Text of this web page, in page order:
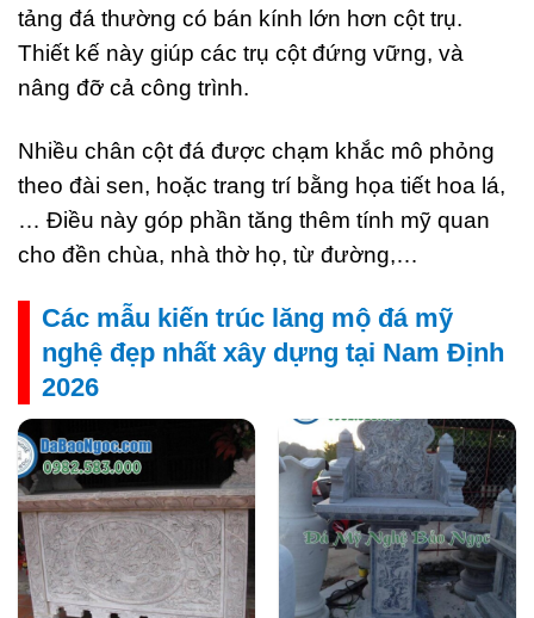
tảng đá thường có bán kính lớn hơn cột trụ.
Thiết kế này giúp các trụ cột đứng vững, và
nâng đỡ cả công trình.
Nhiều chân cột đá được chạm khắc mô phỏng
theo đài sen, hoặc trang trí bằng họa tiết hoa lá,
… Điều này góp phần tăng thêm tính mỹ quan
cho đền chùa, nhà thờ họ, từ đường,…
Các mẫu kiến trúc lăng mộ đá mỹ
nghệ đẹp nhất xây dựng tại Nam Định
2026